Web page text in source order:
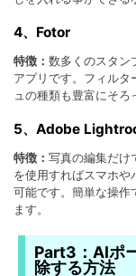
4、Fotor
特徴： 数多くのスタン
アプリです。フィルタ
ュの種類も豊富にそろ
5、Adobe
特徴： 写真の編集だけ
を使用すればスマホや
可能です。簡単な操作
ます。
Part3：AIポ
除する方法